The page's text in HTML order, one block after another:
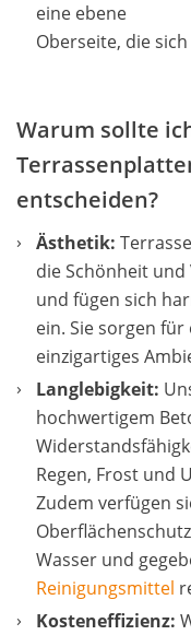
eine ebene
Oberseite, die
Warum sollte
entscheiden?
Ästhetik:
die Schönheit
und fügen sich
ein. Sie sorgen
einzigartiges
Langlebigkeit:
hochwertigem
Regen, Frost und
Zudem verfügen
Wasser und
Reinigungsmittel
Kosteneffizienz: